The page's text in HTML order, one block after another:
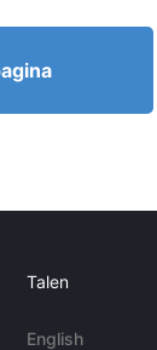
Talen
English